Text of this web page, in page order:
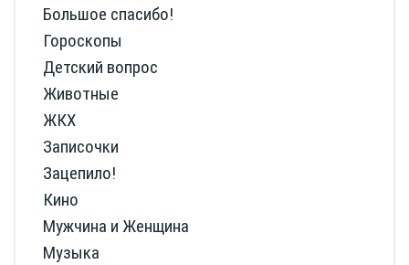
Большое спасибо!
Гороскопы
Детский вопрос
Животные
ЖКХ
Записочки
Зацепило!
Кино
Мужчина и Женщина
Музыка